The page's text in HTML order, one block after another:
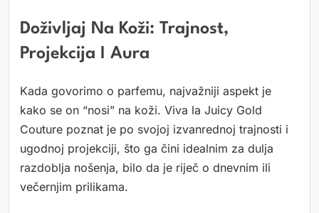
Doživljaj Na Koži: Trajnost,
Projekcija I Aura
Kada govorimo o parfemu, najvažniji aspekt je
kako se on “nosi” na koži. Viva la Juicy Gold
Couture poznat je po svojoj izvanrednoj trajnosti i
ugodnoj projekciji, što ga čini idealnim za dulja
razdoblja nošenja, bilo da je riječ o dnevnim ili
večernjim prilikama.